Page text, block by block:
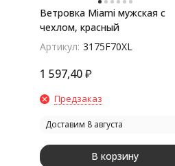
Ветровка Miami мужская с
чехлом, красный
Артикул: 3175F70XL
1 597,40 ₽
Предзаказ
Доставим 8 августа
В корзину